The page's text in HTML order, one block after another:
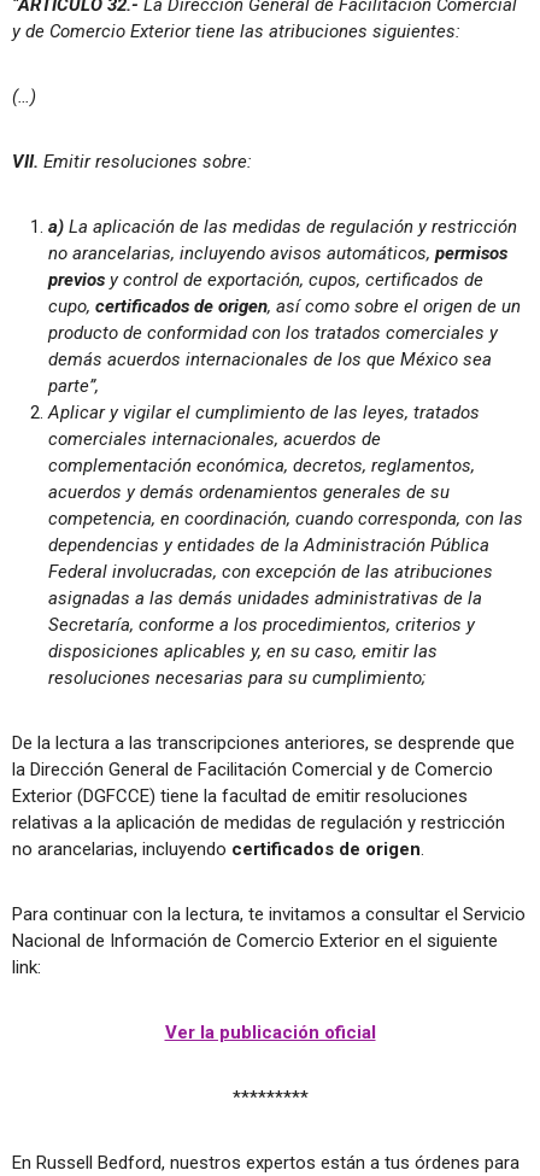
y de Comercio Exterior tiene las atribuciones siguientes:
(…)
VII. Emitir resoluciones sobre:
a) La aplicación de las medidas de regulación y restricción
no arancelarias, incluyendo avisos automáticos, permisos
previos y control de exportación, cupos, certificados de
cupo, certificados de origen, así como sobre el origen de un
producto de conformidad con los tratados comerciales y
demás acuerdos internacionales de los que México sea
parte”,
Aplicar y vigilar el cumplimiento de las leyes, tratados
comerciales internacionales, acuerdos de
complementación económica, decretos, reglamentos,
acuerdos y demás ordenamientos generales de su
competencia, en coordinación, cuando corresponda, con las
dependencias y entidades de la Administración Pública
Federal involucradas, con excepción de las atribuciones
asignadas a las demás unidades administrativas de la
Secretaría, conforme a los procedimientos, criterios y
disposiciones aplicables y, en su caso, emitir las
resoluciones necesarias para su cumplimiento;
De la lectura a las transcripciones anteriores, se desprende que
la Dirección General de Facilitación Comercial y de Comercio
Exterior (DGFCCE) tiene la facultad de emitir resoluciones
relativas a la aplicación de medidas de regulación y restricción
no arancelarias, incluyendo certificados de origen
Para continuar con la lectura, te invitamos a consultar el Servicio
Nacional de Información de Comercio Exterior en el siguiente
link:
Ver la publicación oficial
*********
En Russell Bedford, nuestros expertos están a tus órdenes para